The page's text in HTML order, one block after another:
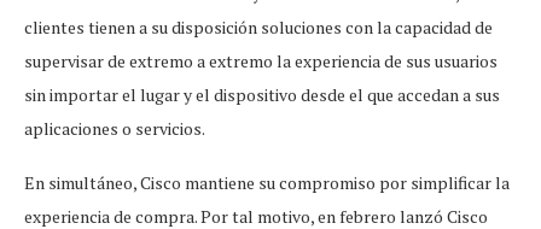
clientes tienen a su disposición soluciones con la capacidad de
supervisar de extremo a extremo la experiencia de sus usuarios
sin importar el lugar y el dispositivo desde el que accedan a sus
aplicaciones o servicios.
En simultáneo, Cisco mantiene su compromiso por simplificar la
experiencia de compra. Por tal motivo, en febrero lanzó Cisco